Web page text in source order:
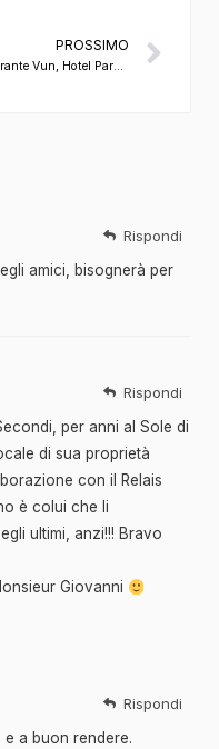
PROSSIMO
Ristorante Vun, Hotel Park Hyatt, chef Andrea Aprea, Milano (MI), di Davide Bertellini
amici, bisognerà per
Rispondi
per anni al Sole di
di sua proprietà
con il Relais
è colui che li
ultimi, anzi!!! Bravo
Giovanni
Rispondi
a buon rendere.
Rispondi